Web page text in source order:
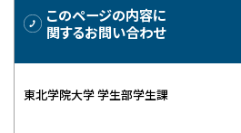
このページの内容に
関するお問い合わせ
東北学院大学 学生部学生課